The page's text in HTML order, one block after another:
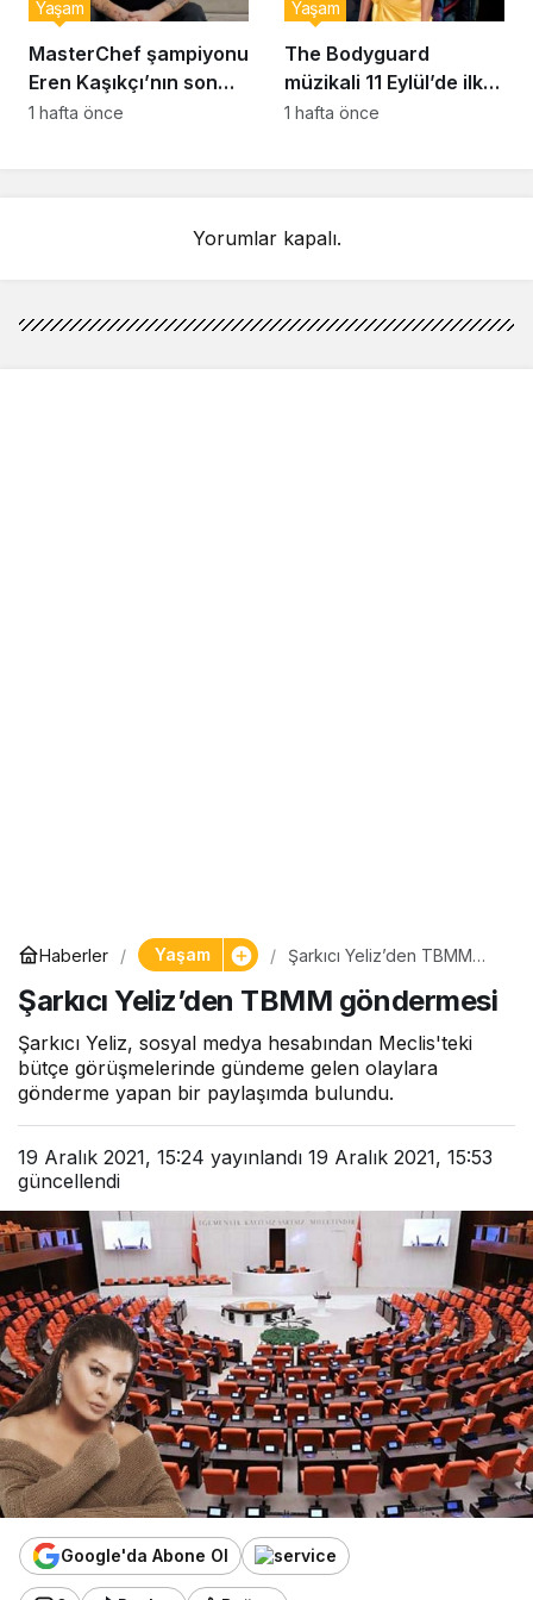
MasterChef şampiyonu
Eren Kaşıkçı’nın son
anlarındaki kahreden
Yaşam
1 hafta önce
The Bodyguard
müzikali 11 Eylül’de ilk
kez Türkiye’de
Yaşam
1 hafta önce
Yorumlar kapalı.
Haberler Yaşam
Şarkıcı Yeliz’den TBMM
Şarkıcı Yeliz’den TBMM göndermesi
Şarkıcı Yeliz, sosyal medya hesabından Meclis'teki
bütçe görüşmelerinde gündeme gelen olaylara
gönderme yapan bir paylaşımda bulundu.
19 Aralık 2021, 15:24 yayınlandı 19 Aralık 2021, 15:53
güncellendi
Google'da Abone Ol